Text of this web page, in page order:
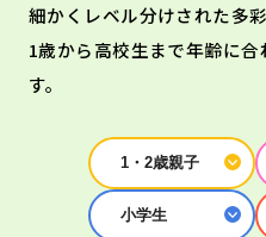
細かくレベル分けされた多彩
1歳から高校生まで年齢に
す。
1・2歳親子
小学生